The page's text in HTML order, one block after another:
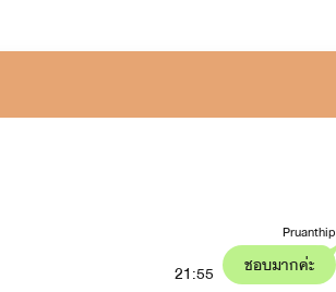
Pruanthip
21:55 ชอบมากค่ะ